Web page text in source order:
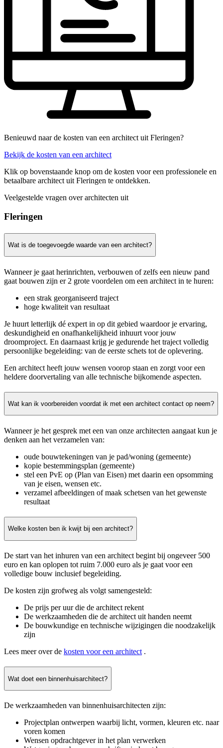
Benieuwd naar de kosten van een architect uit Fleringen?
Bekijk de kosten van een architect
Klik op bovenstaande knop om de kosten voor een professionele en
betaalbare architect uit Fleringen te ontdekken.
Veelgestelde vragen over architecten uit
Fleringen
Wat is de toegevoegde waarde van een architect?
Wanneer je gaat herinrichten, verbouwen of zelfs een nieuw pand
gaat bouwen zijn er 2 grote voordelen om een architect in te huren:
een strak georganiseerd traject
hoge kwaliteit van resultaat
Je huurt letterlijk dé expert in op dit gebied waardoor je ervaring,
deskundigheid en onafhankelijkheid inhuurt voor jouw
droomproject. En daarnaast krijg je gedurende het traject volledig
persoonlijke begeleiding: van de eerste schets tot de oplevering.
Een architect heeft jouw wensen voorop staan en zorgt voor een
heldere doorvertaling van alle technische bijkomende aspecten.
Wat kan ik voorbereiden voordat ik met een architect contact op neem?
Wanneer je het gesprek met een van onze architecten aangaat kun je
denken aan het verzamelen van:
oude bouwtekeningen van je pad/woning (gemeente)
kopie bestemmingsplan (gemeente)
stel een PvE op (Plan van Eisen) met daarin een opsomming
van je eisen, wensen etc.
verzamel afbeeldingen of maak schetsen van het gewenste
resultaat
Welke kosten ben ik kwijt bij een architect?
De start van het inhuren van een architect begint bij ongeveer 500
euro en kan oplopen tot ruim 7.000 euro als je gaat voor een
volledige bouw inclusief begeleiding.
De kosten zijn grofweg als volgt samengesteld:
De prijs per uur die de architect rekent
De werkzaamheden die de architect uit handen neemt
De bouwkundige en technische wijzigingen die noodzakelijk
zijn
Lees meer over de kosten voor een architect .
Wat doet een binnenhuisarchitect?
De werkzaamheden van binnenhuisarchitecten zijn:
Projectplan ontwerpen waarbij licht, vormen, kleuren etc. naar
voren komen
Wensen opdrachtgever in het plan verwerken